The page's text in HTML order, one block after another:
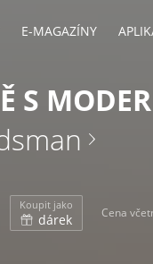
E-MAGAZÍNY
S
Koupit jako
dárek Cena